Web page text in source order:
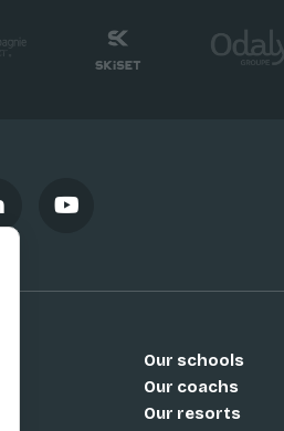
Our schools
Our coachs
Our resorts